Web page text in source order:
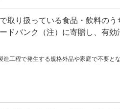
取り扱っている食品・飲料の
ドバンク（注）に寄贈し、有
造工程で発生する規格外品や家庭で不要